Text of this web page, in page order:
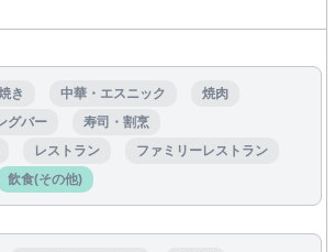
き 中華・エスニック
焼肉
グバー
寿司・割烹
レストラン
ファミリーレストラン
飲食(その他)